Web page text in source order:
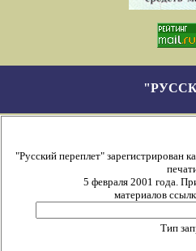
"Русский переплет" зарегистрирован
5 февраля 2001 года.
материалов
Тип